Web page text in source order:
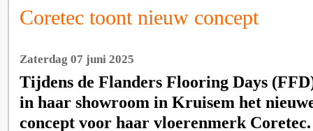
Coretec toont nieuw concept
Zaterdag 07 juni 2025
Tijdens de Flanders Flooring Days
in haar showroom in Kruisem het
concept voor haar vloerenmerk Coretec.